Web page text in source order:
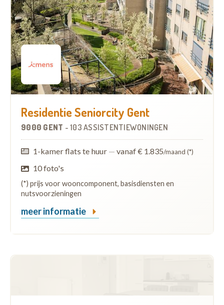
Residentie Seniorcity Gent
9000 GENT - 103 ASSISTENTIEWONINGEN
1-kamer flats te huur — vanaf € 1.835/maand (*)
10 foto's
(*) prijs voor wooncomponent, basisdiensten en
nutsvoorzieningen
meer informatie